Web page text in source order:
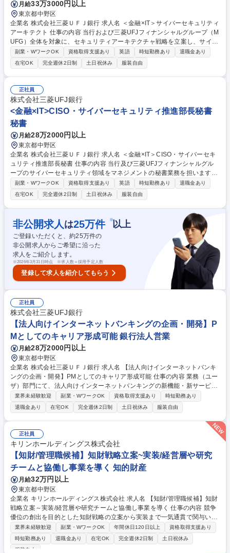
月給33万3000円以上
東京都中野区
企業名 株式会社三菱ＵＦＪ銀行 求人名 ＜金融×IT＞サイバーセキュリティ
アーキテクト 仕事の内容 当行および三菱UFJフィナンシャルグループ（M
UFG）全体を対象に、セキュリティアーキテクチャ戦略を立案し、サイバ
ーセキュリティサービス・製品等の導入企画・推進・運用をご担当いただ
きます。 具体的には以下のような業務を想定しています。 ■当行およびM
UFGのセキュリティアーキテクチャ戦略の立案 ■戦略に基づいたセキュリ
ティ対策の要件定義、およびそれらを実現するセキュリティサービス・製
品等の選定 ■各業務部門やシステム開発子会社と協力した各種セキュリテ
ィサービス・製品等の導入推進・プロジェクトマネジメント・運用 募集職
種 ＜金融×IT＞サイバーセキュリティアーキテクト
副業・WワークOK 資格取得支援あり 英語 時短勤務あり
退職金あり
在宅OK
完全週休2日制 土日祝休み 服装自由
正社員
株式会社三菱UFJ銀行
<金融×IT>CISO・サイバーセキュリティ推進部長秘書
秘書
月給28万2000円以上
東京都中野区
企業名 株式会社三菱ＵＦＪ銀行 求人名 ＜金融×IT＞CISO・サイバーセキ
ュリティ推進部長秘書 仕事の内容 当行及び三菱UFJフィナンシャルグル
ープのサイバーセキュリティ領域をマネジメントの秘書業務を担います。
語学力を活かし、グローバルにサービスを展開する当行のマネジメントを
サポートいただきます。 "具体的には下記のような業務内容を想定してい
ます。 ■CISO（Chief Information Security Officer）およびサイバーセキ
ュリティ推進部長の秘書業務（スケジュールの調整・管理、電話・メール
対応、会議の設定、出張手配、訪日外国人を含む来客対応等） ■部内庶務
（報告事項の取り纏め・他部/外部との調整・月次報告、転入出者・キャリ
ア入行者の異動・着任サポート等）" 募集職種 ＜金融×IT＞CISO・サイバ
ーセキュリティ推進部長秘書
副業・WワークOK 資格取得支援あり 英語 時短勤務あり
退職金あり
在宅OK
完全週休2日制 土日祝休み 服装自由
非公開求人 は25万件 ※以上
ご登録いただくと、約25万件の
非公開求人からご希望に沿った
求人をご紹介します。
※2026年3月31日時点 ※求人数＝採用予定人数
登録して求人を紹介してもらう
正社員
株式会社三菱UFJ銀行
【法人向けインターネットバンキングの企画・開発】P
Mとしてのキャリア形成可能 銀行法人営業
月給28万2000円以上
東京都中野区
企業名 株式会社三菱ＵＦＪ銀行 求人名 【法人向けインターネットバンキ
ングの企画・開発】PMとしてのキャリア形成可能 仕事の内容 業務（ユー
ザ）部門にて、法人向けインターネットバンキングの新機能・新サービス
の企画～要件定義～UAT等を実施頂きます。 【業務例】各種施策立案と推
進、業務要件の整理、関係各所とのコミュニケーション等 ※システム開発
は別途システム部門にて行います。 【魅力】■銀行ビジネスのみならず、
経済を支える重要な社会インフラでもある銀行サービスの企画、開発に携
わることができます。 ■銀行業務知識やITスキルを兼ね備えたプロフェッ
ショナルとして、広くご活躍いただけるフィールドがあります。 ■最先端
技術を活用し経営戦略に直結する立案、新たな金融サービスを創る仕事に
携わることができます。 募集職種 【法人向けインターネットバンキング
の企画・開発】PMとしてのキャリア形成可能
業界未経験歓迎 副業・WワークOK 資格取得支援あり
時短勤務あり
退職金あり
在宅OK 完全週休2日制 土日祝休み 服装自由
正社員
キリンホールディングス株式会社
【知財/管理職候補】知財戦略立案~実装/経営層や研究
チームと協働し事業を導く 知的財産
月給32万円以上
東京都中野区
企業名 キリンホールディングス株式会社 求人名 【知財/管理職候補】知財
戦略立案～実装/経営層や研究チームと協働し事業を導く 仕事の内容 競争
優位の創出を目的とした知財戦略の立案から実装まで一気通貫で関与いた
だきます。事業・経営・研究開発と連携し、単なる知財業務ではなく戦略
推進を担います。 【詳細】■競争構造を踏まえた権利化・活用方針の立案
と実行 ■知財リスクマネジメントの推進 ■知財情報の分析・活用を通じた
業界未経験歓迎 副業・WワークOK 年間休日120日以上
資格取得支援あり
時短勤務あり
退職金あり 在宅OK 完全週休2日制
土日祝休み
服装自由